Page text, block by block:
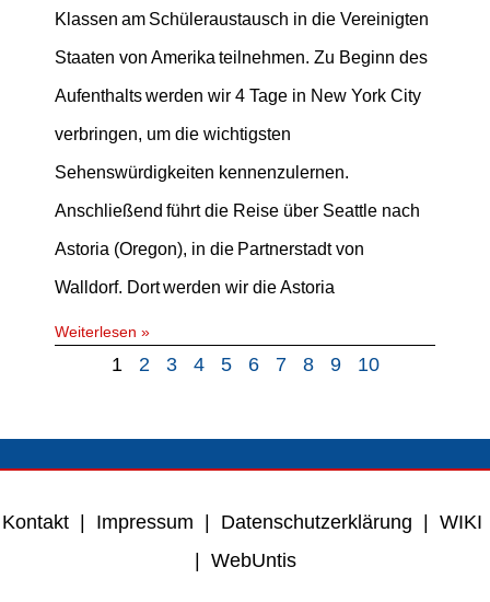
Klassen am Schüleraustausch in die Vereinigten
Staaten von Amerika teilnehmen. Zu Beginn des
Aufenthalts werden wir 4 Tage in New York City
verbringen, um die wichtigsten
Sehenswürdigkeiten kennenzulernen.
Anschließend führt die Reise über Seattle nach
Astoria (Oregon), in die Partnerstadt von
Walldorf. Dort werden wir die Astoria
Weiterlesen »
1 2 3 4 5 6 7 8 9 10
Kontakt Impressum Datenschutzerklärung
WIKI
WebUntis